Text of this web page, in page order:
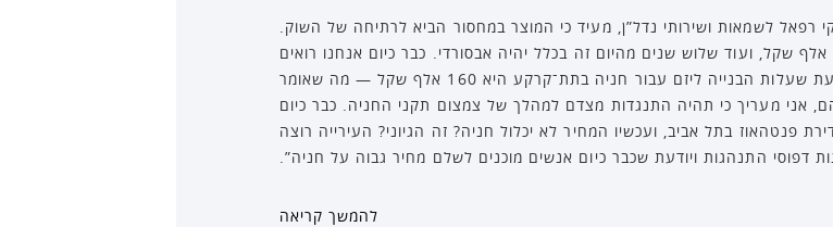
לשמאות ושירותי נדל”ן, מעיד כי המוצר במחסור הביא לרתיחה של השוק.
“מחירי החניות בתל אביב עלו תוך שלוש שנים בכ–100 אלף שקל, ועוד שלוש שנים מהיום זה בכלל יהיה אבסורדי. כבר כיום אנחנו רואים
חניות שמתומחרות בפרויקטים ב–550–650 אלף שקל, בעת שעלות הבנייה ליזם עבור חניה בתת־קרקע היא 160 אלף שקל — מה שאומר
אני מעריך כי תהיה התנגדות מצדם למהלך של צמצום תקני החניה. כבר כיום
שקל לדירת גן או דירת פנטהאוז בתל אביב, ועכשיו המחיר לא יכלול חניה? זה הגיוני? העירייה רוצה
דפוסי התנהגות ויודעת שכבר כיום אנשים מוכנים לשלם מחיר גבוה על חניה”.
להמשך קריאה